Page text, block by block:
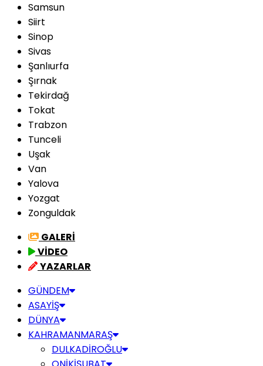
Samsun
Siirt
Sinop
Sivas
Şanlıurfa
Şırnak
Tekirdağ
Tokat
Trabzon
Tunceli
Uşak
Van
Yalova
Yozgat
Zonguldak
GALERİ
VİDEO
YAZARLAR
GÜNDEM
ASAYİŞ
DÜNYA
KAHRAMANMARAŞ
DULKADİROĞLU